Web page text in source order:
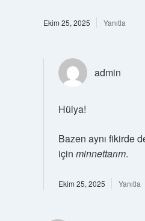
Ekim 25, 2025 Yanıtla
admin
Hülya!
Bazen aynı fikirde
için minnettarım.
Ekim 25, 2025 Yanıtla